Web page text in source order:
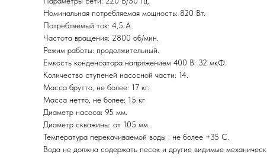
Номинальная потребляемая мощность: 820 Вт.
Потребляемый ток: 4,5 А.
Частота вращения: 2800 об/мин.
Режим работы: продолжительный.
Емкость конденсатора напряжением 400 В: 32 мкФ.
Количество ступеней насосной части: 14.
Масса брутто, не более: 17 кг.
Масса нетто, не более: 15 кг
Диаметр насоса: 95 мм.
Диаметр скважины: от 105 мм.
Температура перекачиваемой воды : не более +35 С.
Вода не должна содержать песок и другие видимые